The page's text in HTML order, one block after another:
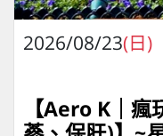
2026/08/23(日)
【Aero K｜